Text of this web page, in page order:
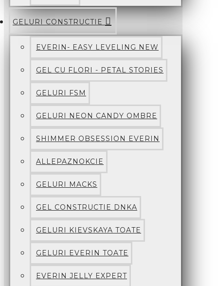
GELURI CONSTRUCTIE
EVERIN- EASY LEVELING NEW
GEL CU FLORI - PETAL STORIES
GELURI FSM
GELURI NEON CANDY OMBRE
SHIMMER OBSESSION EVERIN
ALLEPAZNOKCIE
GELURI MACKS
GEL CONSTRUCTIE DNKA
GELURI KIEVSKAYA TOATE
GELURI EVERIN TOATE
EVERIN JELLY EXPERT